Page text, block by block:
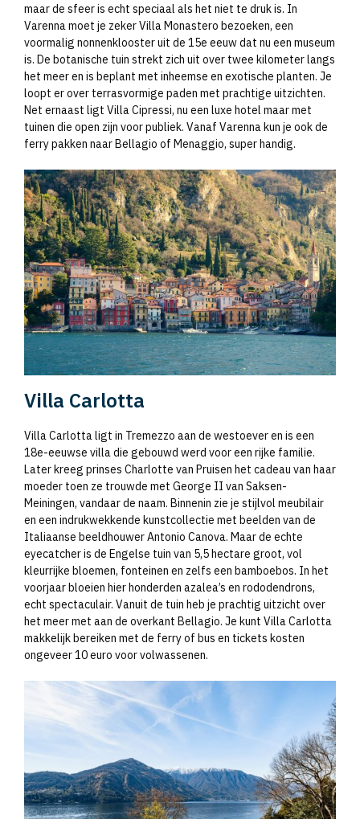
maar de sfeer is echt speciaal als het niet te druk is. In
Varenna moet je zeker Villa Monastero bezoeken, een
voormalig nonnenklooster uit de 15e eeuw dat nu een museum
is. De botanische tuin strekt zich uit over twee kilometer langs
het meer en is beplant met inheemse en exotische planten. Je
loopt er over terrasvormige paden met prachtige uitzichten.
Net ernaast ligt Villa Cipressi, nu een luxe hotel maar met
tuinen die open zijn voor publiek. Vanaf Varenna kun je ook de
ferry pakken naar Bellagio of Menaggio, super handig.
Villa Carlotta
Villa Carlotta ligt in Tremezzo aan de westoever en is een
18e-eeuwse villa die gebouwd werd voor een rijke familie.
Later kreeg prinses Charlotte van Pruisen het cadeau van haar
moeder toen ze trouwde met George II van Saksen-
Meiningen, vandaar de naam. Binnenin zie je stijlvol meubilair
en een indrukwekkende kunstcollectie met beelden van de
Italiaanse beeldhouwer Antonio Canova. Maar de echte
eyecatcher is de Engelse tuin van 5,5 hectare groot, vol
kleurrijke bloemen, fonteinen en zelfs een bamboebos. In het
voorjaar bloeien hier honderden azalea’s en rododendrons,
echt spectaculair. Vanuit de tuin heb je prachtig uitzicht over
het meer met aan de overkant Bellagio. Je kunt Villa Carlotta
makkelijk bereiken met de ferry of bus en tickets kosten
ongeveer 10 euro voor volwassenen.